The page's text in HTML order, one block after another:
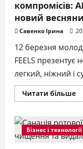
27
компромісів:
новий
Савенко Ірина
12 березня
FEELS
легкий, ніжний і
Читати більше
і
Бізнес і технології